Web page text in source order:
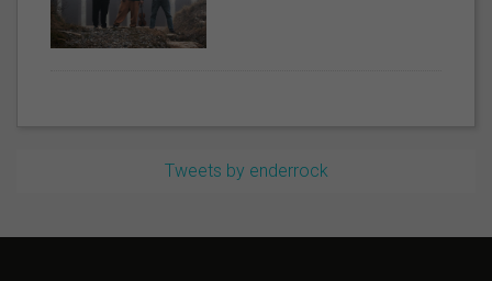
Tweets by enderrock